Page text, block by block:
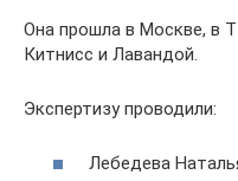
Она прошла в Москве, в
Китнисс и Лавандой.
Экспертизу проводили:
Лебедева